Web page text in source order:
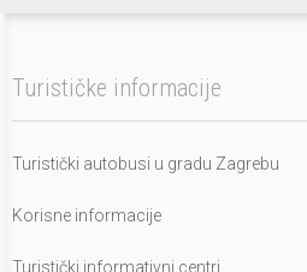
Turističke informacije
Turistički autobusi u gradu Zagrebu
Korisne informacije
Turistički informativni centri